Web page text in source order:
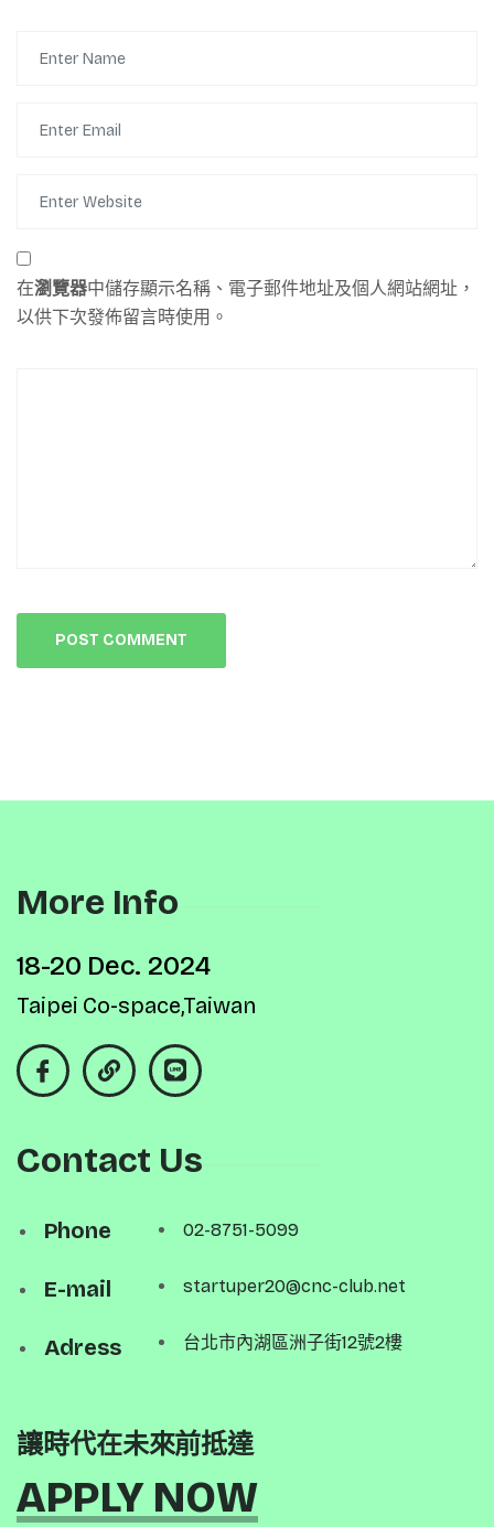
在瀏覽器中儲存顯示名稱、電子郵件地址及個人網站網址，
以供下次發佈留言時使用。
More Info
18-20 Dec. 2024
Taipei Co-space,Taiwan
Contact Us
Phone
E-mail
Adress
02-8751-5099
startuper20@cnc-club.net
台北市內湖區洲子街12號2樓
讓時代在未來前抵達
APPLY NOW